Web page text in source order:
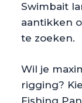
Swimbait
aantikken
te zoeken.
Wil je
rigging?
Fishing